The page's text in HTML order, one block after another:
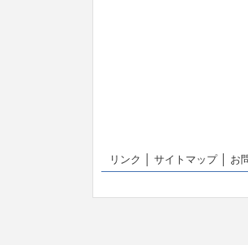
リンク サイトマップ│ お